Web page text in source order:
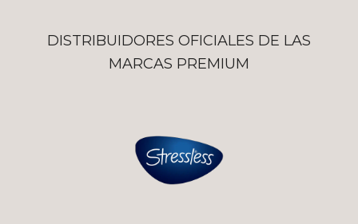
DISTRIBUIDORES OFICIALES DE LAS
MARCAS PREMIUM